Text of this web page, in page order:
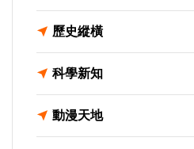
歷史縱橫
科學新知
動漫天地